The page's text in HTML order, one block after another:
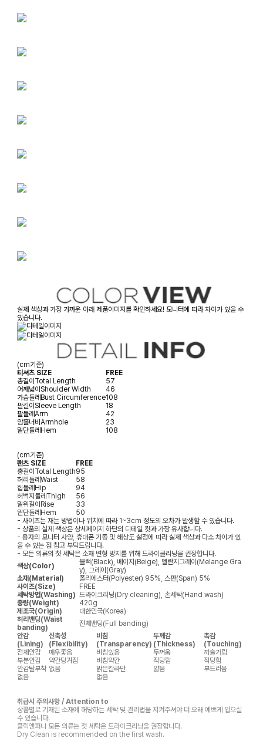
실제 색상과 가장 가까운 아래 제품이미지를 확인하세요! 모니터에 따라 차이가 있을 수
있습니다.
(cm기준)
티셔츠 SIZE
FREE
총길이Total Length
57
어깨넓이Shoulder Width
46
가슴둘레Bust Circumference108
팔길이Sleeve Length
18
팔둘레Arm
42
암홀너비Armhole
23
밑단둘레Hem 108
(cm기준)
팬츠 SIZE
FREE
총길이Total Length95
허리둘레Waist
58
힙둘레Hip
94
허벅지둘레Thigh
56
밑위길이Rise
33
밑단둘레Hem
50
- 사이즈는 재는 방법이나 위치에 따라 1~3cm 정도의 오차가 발생할 수 있습니다.
- 상품의 실제 색상은 상세페이지 하단의 디테일 컷과 가장 유사합니다.
- 용자의 모니터 사양, 휴대폰 기종 및 해상도 설정에 따라 실제 색상과 다소 차이가 있
을 수 있는 점 참고 부탁드립니다.
- 모든 의류의 첫 세탁은 소재 변형 방지를 위해 드라이클리닝을 권장합니다.
색상(Color)
블랙(Black), 베이지(Beige), 멜란지그레이(Melange Gra
y), 그레이(Gray)
소재(Material)
폴리에스터(Polyester) 95%, 스판(Span) 5%
사이즈(Size)
FREE
세탁방법(Washing) 드라이크리닝(Dry cleaning), 손세탁(Hand wash)
중량(Weight)
420g
제조국(Origin)
대한민국(Korea)
허리밴딩(Waist
banding)
전체밴딩(Full banding)
안감
(Lining)
신축성
(Flexibility)
비침
(Transparency)
두께감
(Thickness)
촉감
(Touching)
전체안감
매우좋음 비침있음 두꺼움
까슬거림
부분안감
약간당겨짐 비침약간 적당함
적당함
안감탈부착 없음 밝은칼라만 얇음
부드러움
없음
없음
취급시 주의사항 / Attention to
상품별로 기재된 소재에 해당하는 세탁 및 관리법을 지켜주셔야 더 오래 예쁘게 입으실
수 있습니다.
클릭앤퍼니 모든 의류는 첫 세탁은 드라이크리닝을 권장합니다.
Dry Clean is recommended on the first wash.